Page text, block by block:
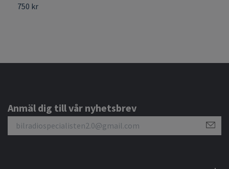
750 kr
Anmäl dig till vår nyhetsbrev